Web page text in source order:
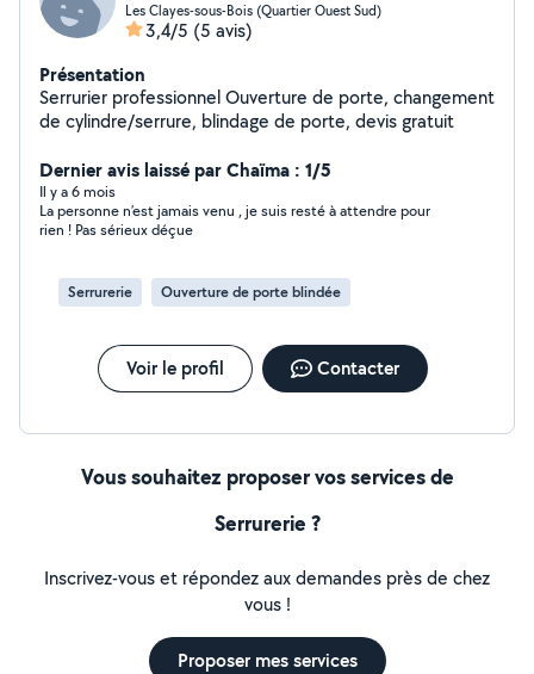
Les Clayes-sous-Bois (Quartier Ouest Sud)
3,4/5 (5 avis)
Présentation
Serrurier professionnel Ouverture de porte, changement
de cylindre/serrure, blindage de porte, devis gratuit
Dernier avis laissé par Chaïma : 1/5
Il y a 6 mois
La personne n’est jamais venu , je suis resté à attendre pour
rien ! Pas sérieux déçue
Serrurerie Ouverture de porte blindée
Voir le profil Contacter
Vous souhaitez proposer vos services de
Serrurerie ?
Inscrivez-vous et répondez aux demandes près de chez
vous !
Proposer mes services